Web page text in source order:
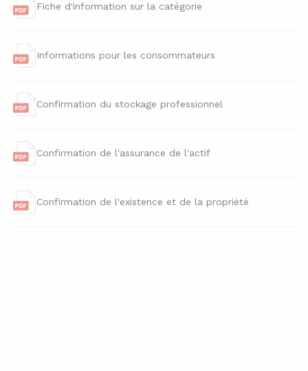
Fiche d'information sur la catégorie
Informations pour les consommateurs
Confirmation du stockage professionnel
Confirmation de l'assurance de l'actif
Confirmation de l'existence et de la propriété